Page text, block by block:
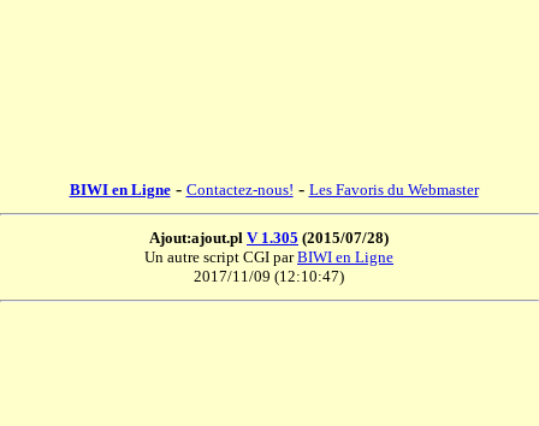
BIWI en Ligne- Contactez-nous! - Les Favoris du Webmaster
Ajout:ajout.pl V 1.305 (2015/07/28)
Un autre script CGI parBIWI en Ligne
2017/11/09 (12:10:47)